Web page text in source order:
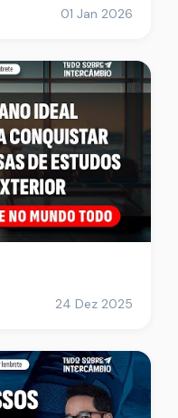
01 Jan 2026
24 Dez 2025